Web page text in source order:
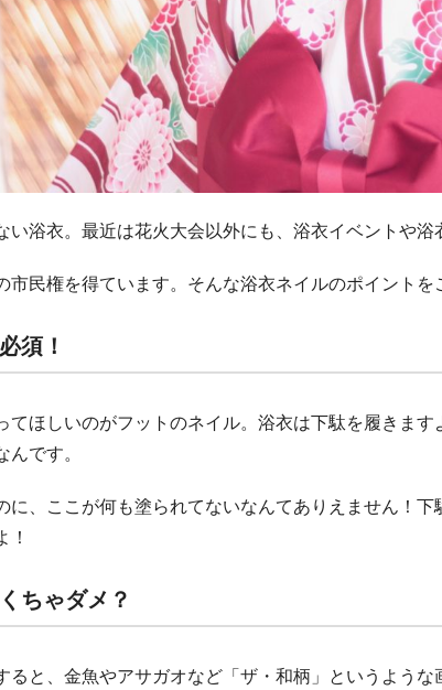
い浴衣。最近は花火大会以外にも、浴衣イベントや浴
市民権を得ています。そんな浴衣ネイルのポイントを
須！
てほしいのがフットのネイル。浴衣は下駄を履きま
です。
に、ここが何も塗られてないなんてありえません！
ちゃダメ？
ると、金魚やアサガオなど「ザ・和柄」というよう